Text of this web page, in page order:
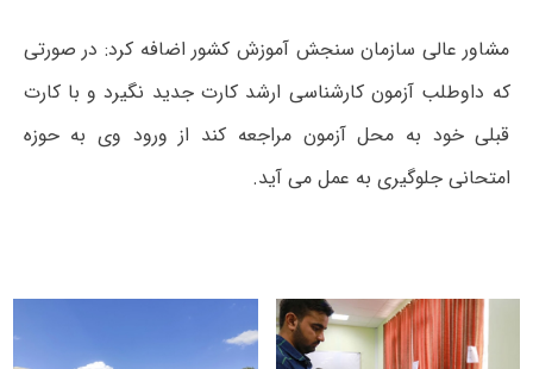
مشاور عالی سازمان سنجش آموزش کشور اضافه کرد: در صورتی
که داوطلب آزمون کارشناسی ارشد کارت جدید نگیرد و با کارت
قبلی خود به محل آزمون مراجعه کند از ورود وی به حوزه
امتحانی جلوگیری به عمل می آید.